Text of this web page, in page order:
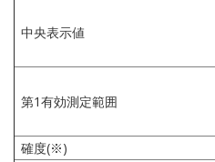
中央表示値
第1有効測定範囲
確度(※)